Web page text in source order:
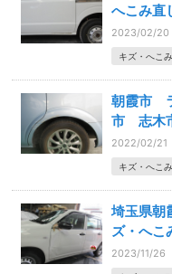
へこみ直
2023/02/20
キズ・へこみ
朝霞市
市 志木
2022/02/21
キズ・へこみ
埼玉県朝
ズ・へこ
2023/11/26